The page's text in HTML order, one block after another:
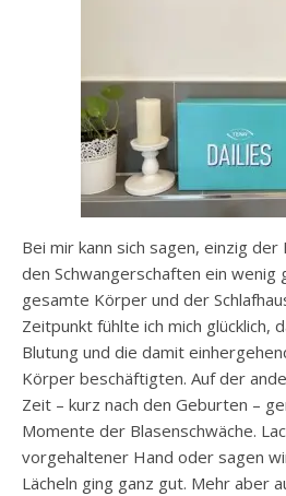
Bei mir kann sich sagen, einzig
den Schwangerschaften ein wenig
gesamte Körper und der
Zeitpunkt fühlte ich mich glücklich,
Blutung und die damit
Körper beschäftigten. Auf der
Zeit – kurz nach den Geburten –
Momente der Blasenschwäche.
vorgehaltener Hand oder sagen
Lächeln ging ganz gut. Mehr aber